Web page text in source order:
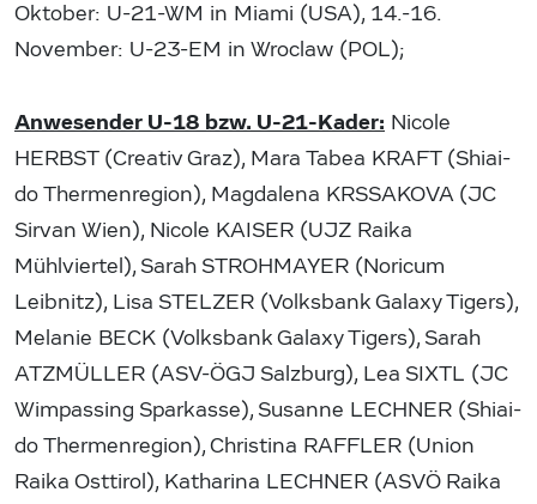
Oktober: U-21-WM in Miami (USA), 14.-16.
November: U-23-EM in Wroclaw (POL);
Anwesender U-18 bzw. U-21-Kader: Nicole
HERBST (Creativ Graz), Mara Tabea KRAFT (Shiai-
do Thermenregion), Magdalena KRSSAKOVA (JC
Sirvan Wien), Nicole KAISER (UJZ Raika
Mühlviertel), Sarah STROHMAYER (Noricum
Leibnitz), Lisa STELZER (Volksbank Galaxy Tigers),
Melanie BECK (Volksbank Galaxy Tigers), Sarah
ATZMÜLLER (ASV-ÖGJ Salzburg), Lea SIXTL (JC
Wimpassing Sparkasse), Susanne LECHNER (Shiai-
do Thermenregion), Christina RAFFLER (Union
Raika Osttirol), Katharina LECHNER (ASVÖ Raika